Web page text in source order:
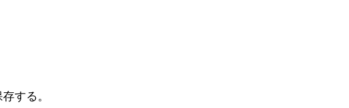
する。